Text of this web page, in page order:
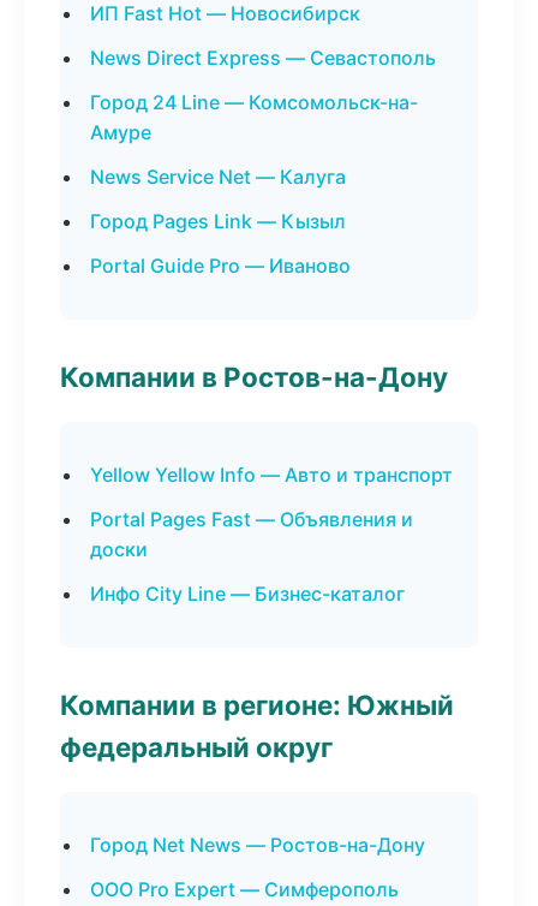
ИП Fast Hot — Новосибирск
News Direct Express — Севастополь
Город 24 Line — Комсомольск-на-
Амуре
News Service Net — Калуга
Город Pages Link — Кызыл
Portal Guide Pro — Иваново
Компании в Ростов-на-Дону
Yellow Yellow Info — Авто и транспорт
Portal Pages Fast — Объявления и
доски
Инфо City Line — Бизнес-каталог
Компании в регионе: Южный
федеральный округ
Город Net News — Ростов-на-Дону
ООО Pro Expert — Симферополь